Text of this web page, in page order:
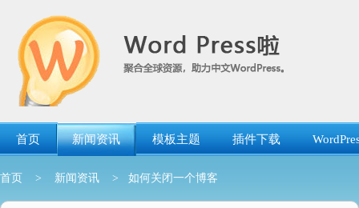
首页 新闻资讯 模板主题 插件下载
首页 > 新闻资讯 > 如何关闭一个博客